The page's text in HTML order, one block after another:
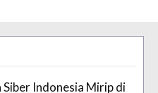
Siber Indonesia Mirip di